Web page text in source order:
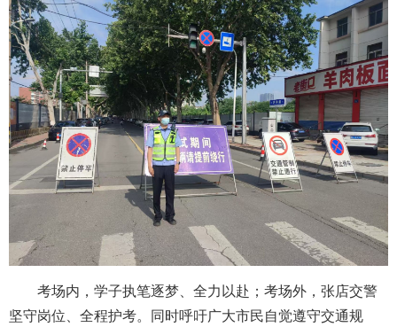
考场内，学子执笔逐梦、全力以赴；考场外，张店交警
坚守岗位、全程护考。同时呼吁广大市民自觉遵守交通规